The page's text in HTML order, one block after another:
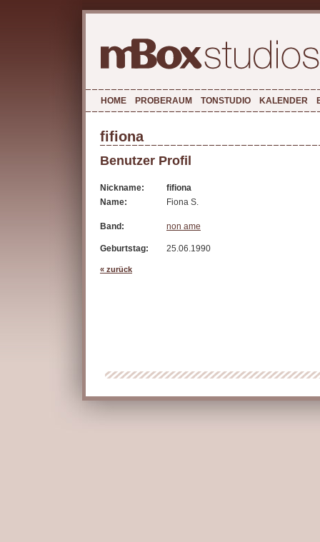
HOME PROBERAUM TONSTUDIO KALENDER
fifiona
Benutzer Profil
Nickname:
fifiona
Name:
Fiona S.
Band: non ame
Geburtstag: 25.06.1990
« zurück